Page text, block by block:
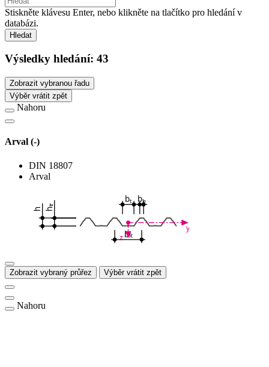
Stiskněte klávesu Enter, nebo klikněte na tlačítko pro hledání v
databázi.
Hledat
Výsledky hledání: 43
Zobrazit vybranou řadu
Výběr vrátit zpět
Nahoru
Arval (-)
DIN 18807
Arval
bt
bR
bb
h h
tr
y
z
Zobrazit vybraný průřez Výběr vrátit zpět
Nahoru